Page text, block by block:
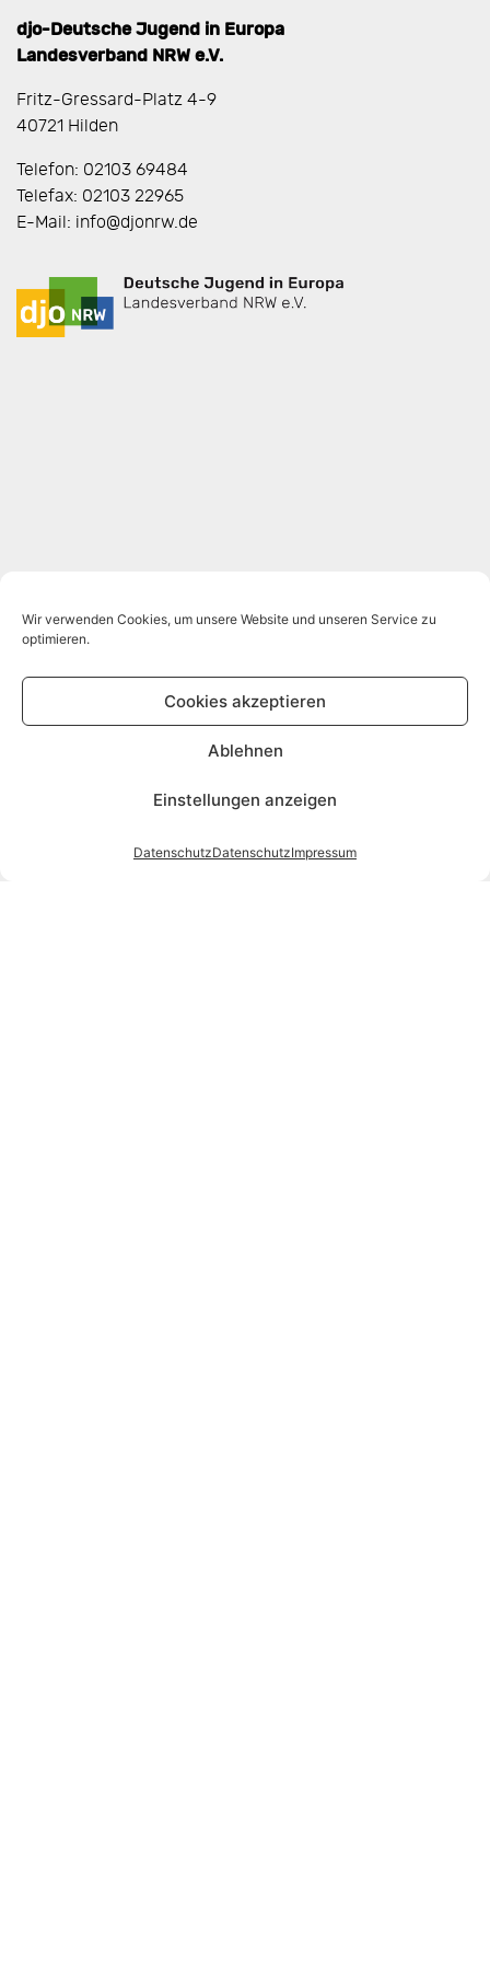
Wir verwenden Cookies, um unsere Website und unseren Service zu
optimieren.
Cookies akzeptieren
Ablehnen
Einstellungen anzeigen
DatenschutzDatenschutzImpressum
djo-Deutsche Jugend in Europa
Landesverband NRW e.V.
Fritz-Gressard-Platz 4-9
40721 Hilden
Telefon: 02103 69484
Telefax: 02103 22965
E-Mail: info@djonrw.de